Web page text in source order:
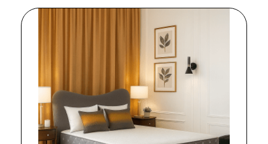
אין עדיין חוות דעת.
היה הראשון לכתוב סקירה “מזרן זוגי פולירון פולי פרש לטקס X7”
האימייל לא יוצג באתר.שדות החובה מסומנים
*